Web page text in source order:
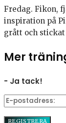
Fredag. Fikon,
inspiration på
grått och
Mer
- Ja tack!